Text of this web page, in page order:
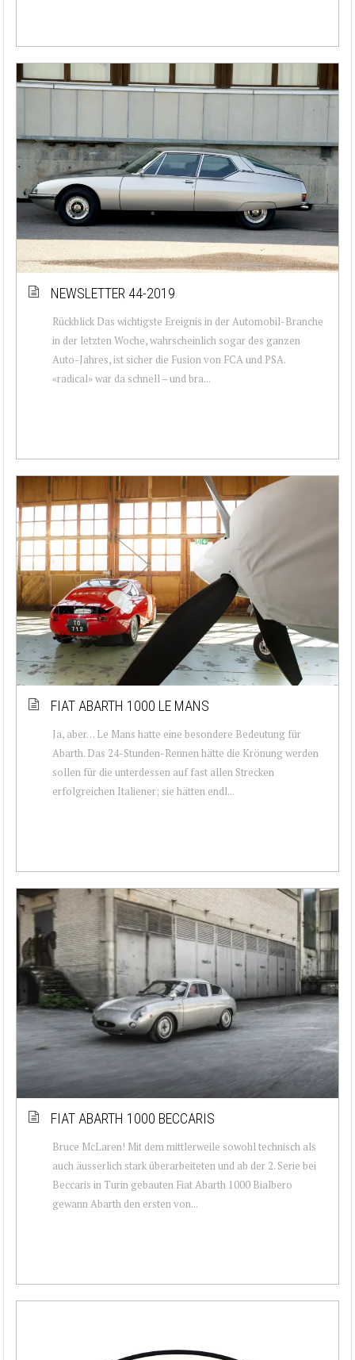
NEWSLETTER 44-2019
Rückblick Das wichtigste Ereignis in der Automobil-Branche
in der letzten Woche, wahrscheinlich sogar des ganzen
Auto-Jahres, ist sicher die Fusion von FCA und PSA.
«radical» war da schnell – und bra...
FIAT ABARTH 1000 LE MANS
Ja, aber… Le Mans hatte eine besondere Bedeutung für
Abarth. Das 24-Stunden-Rennen hätte die Krönung werden
sollen für die unterdessen auf fast allen Strecken
erfolgreichen Italiener; sie hätten endl...
FIAT ABARTH 1000 BECCARIS
Bruce McLaren! Mit dem mittlerweile sowohl technisch als
auch äusserlich stark überarbeiteten und ab der 2. Serie bei
Beccaris in Turin gebauten Fiat Abarth 1000 Bialbero
gewann Abarth den ersten von...